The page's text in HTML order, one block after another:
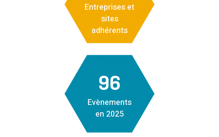
Entreprises et
sites
adhérents
96
Evènements
en 2025